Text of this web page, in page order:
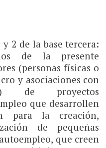
2 de la base tercera:
de la presente
(personas físicas o
y asociaciones con
de proyectos
que desarrollen
para la creación,
de pequeñas
que creen